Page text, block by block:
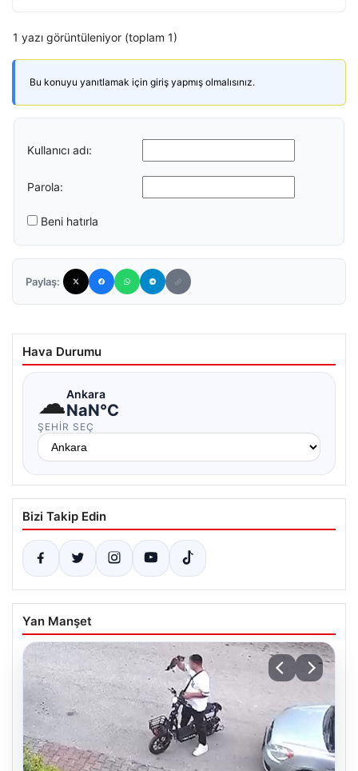
1 yazı görüntüleniyor (toplam 1)
Bu konuyu yanıtlamak için giriş yapmış olmalısınız.
Kullanıcı adı:
Parola:
Beni hatırla
Paylaş:
Hava Durumu
☁Ankara
NaN°C
ŞEHIR SEÇ
Bizi Takip Edin
Yan Manşet